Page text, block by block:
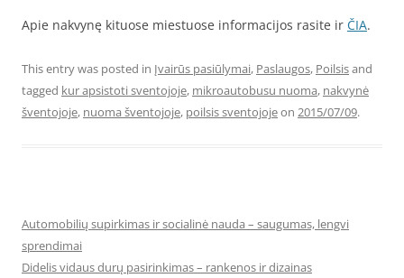
Apie nakvynę kituose miestuose informacijos rasite ir ČIA.
This entry was posted in Įvairūs pasiūlymai, Paslaugos, Poilsisand
tagged kur apsistoti sventojoje, mikroautobusu nuoma, nakvynė
šventojoje, nuoma šventojoje, poilsis sventojojeon 2015/07/09.
Automobilių supirkimas ir socialinė nauda – saugumas, lengvi
sprendimai
Didelis vidaus durų pasirinkimas – rankenos ir dizainas